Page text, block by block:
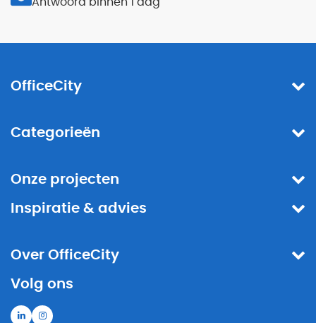
OfficeCity
Categorieën
Onze projecten
Inspiratie & advies
Over OfficeCity
Volg ons